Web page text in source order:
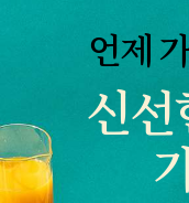
언제
신선